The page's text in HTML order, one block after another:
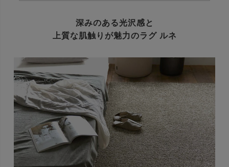
深みのある光沢感と
上質な肌触りが魅力のラグ ルネ